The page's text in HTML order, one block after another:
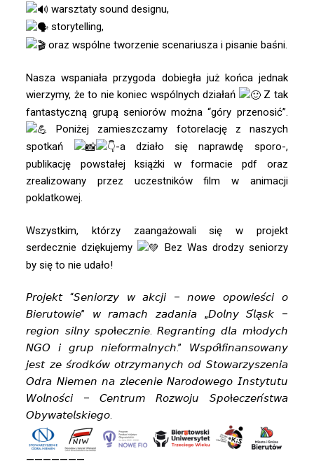
warsztaty sound designu,
storytelling,
oraz wspólne tworzenie scenariusza i pisanie baśni.
Nasza wspaniała przygoda dobiegła już końca jednak
wierzymy, że to nie koniec wspólnych działań
Z tak
fantastyczną grupą seniorów można “góry przenosić”.
Poniżej zamieszczamy fotorelację z naszych
spotkań
-a działo się naprawdę sporo-,
publikację powstałej książki w formacie pdf oraz
zrealizowany przez uczestników film w animacji
poklatkowej.
Wszystkim, którzy zaangażowali się w projekt
serdecznie dziękujemy
Bez Was drodzy seniorzy
by się to nie udało!
𝘗𝘳𝘰𝘫𝘦𝘬𝘵 “𝘚𝘦𝘯𝘪𝘰𝘳𝘻𝘺 𝘸 𝘢𝘬𝘤𝘫𝘪 – 𝘯𝘰𝘸𝘦 𝘰𝘱𝘰𝘸𝘪𝘦𝘴́𝘤𝘪 𝘰
𝘉𝘪𝘦𝘳𝘶𝘵𝘰𝘸𝘪𝘦” 𝘸 𝘳𝘢𝘮𝘢𝘤𝘩 𝘻𝘢𝘥𝘢𝘯𝘪𝘢 „𝘋𝘰𝘭𝘯𝘺 𝘚́𝘭𝘢̨𝘴𝘬 –
𝘳𝘦𝘨𝘪𝘰𝘯 𝘴𝘪𝘭𝘯𝘺 𝘴𝘱𝘰ł𝘦𝘤𝘻𝘯𝘪𝘦. 𝘙𝘦𝘨𝘳𝘢𝘯𝘵𝘪𝘯𝘨 𝘥𝘭𝘢 𝘮ł𝘰𝘥𝘺𝘤𝘩
𝘕𝘎𝘖 𝘪 𝘨𝘳𝘶𝘱 𝘯𝘪𝘦𝘧𝘰𝘳𝘮𝘢𝘭𝘯𝘺𝘤𝘩.” 𝘞𝘴𝘱𝘰́ł𝘧𝘪𝘯𝘢𝘯𝘴𝘰𝘸𝘢𝘯𝘺
𝘫𝘦𝘴𝘵 𝘻𝘦 𝘴́𝘳𝘰𝘥𝘬𝘰́𝘸 𝘰𝘵𝘳𝘻𝘺𝘮𝘢𝘯𝘺𝘤𝘩 𝘰𝘥 𝘚𝘵𝘰𝘸𝘢𝘳𝘻𝘺𝘴𝘻𝘦𝘯𝘪𝘢
𝘖𝘥𝘳𝘢 𝘕𝘪𝘦𝘮𝘦𝘯 𝘯𝘢 𝘻𝘭𝘦𝘤𝘦𝘯𝘪𝘦 𝘕𝘢𝘳𝘰𝘥𝘰𝘸𝘦𝘨𝘰 𝘐𝘯𝘴𝘵𝘺𝘵𝘶𝘵𝘶
𝘞𝘰𝘭𝘯𝘰𝘴́𝘤𝘪 – 𝘊𝘦𝘯𝘵𝘳𝘶𝘮 𝘙𝘰𝘻𝘸𝘰𝘫𝘶 𝘚𝘱𝘰ł𝘦𝘤𝘻𝘦𝘯́𝘴𝘵𝘸𝘢
𝘖𝘣𝘺𝘸𝘢𝘵𝘦𝘭𝘴𝘬𝘪𝘦𝘨𝘰.
———————